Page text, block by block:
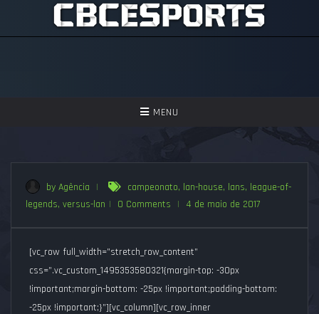
TOGGLE
MENU
ASSISTIR
PERGUNTAS FREQUENTES
by Agência | campeonato, lan-house, lans, league-of-
legends, versus-lan | 0 Comments | 4 de maio de 2017
[vc_row full_width=”stretch_row_content”
css=”.vc_custom_1495353580321{margin-top: -30px
!important;margin-bottom: -25px !important;padding-bottom:
-25px !important;}”][vc_column][vc_row_inner